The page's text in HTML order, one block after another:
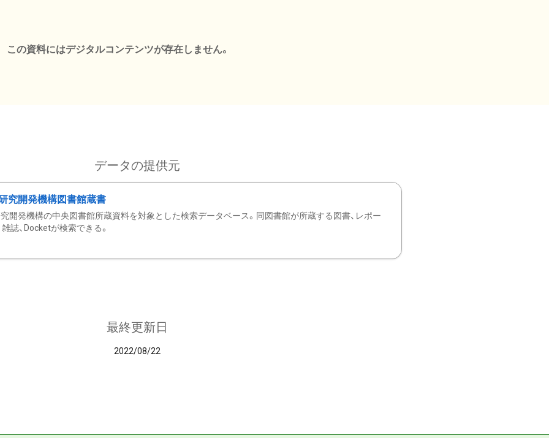
この資料にはデジタルコンテンツが存在しません。
データの提供元
究開発機構図書館蔵書
開発機構の中央図書館所蔵資料を対象とした検索データベース。同図書館が所蔵する図書、レポー
雑誌、Docketが検索できる。
最終更新日
2022/08/22